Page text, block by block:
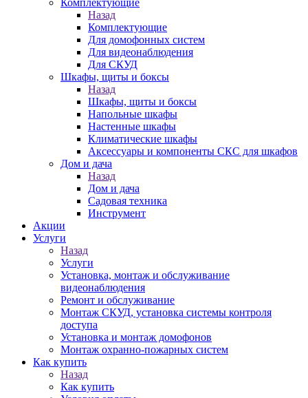
Комплектующие
Назад
Комплектующие
Для домофонных систем
Для видеонаблюдения
Для СКУД
Шкафы, щиты и боксы
Назад
Шкафы, щиты и боксы
Напольные шкафы
Настенные шкафы
Климатические шкафы
Аксессуары и компоненты СКС для шкафов
Дом и дача
Назад
Дом и дача
Садовая техника
Инструмент
Акции
Услуги
Назад
Услуги
Установка, монтаж и обслуживание
видеонаблюдения
Ремонт и обслуживание
Монтаж СКУД, установка системы контроля
доступа
Установка и монтаж домофонов
Монтаж охранно-пожарных систем
Как купить
Назад
Как купить